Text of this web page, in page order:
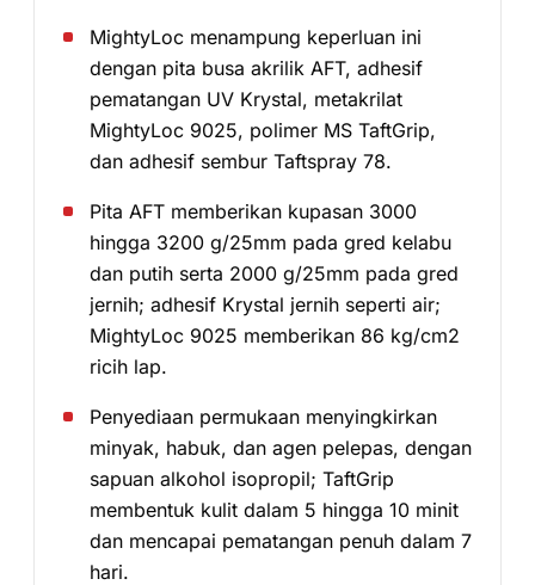
MightyLoc menampung keperluan ini
dengan pita busa akrilik AFT, adhesif
pematangan UV Krystal, metakrilat
MightyLoc 9025, polimer MS TaftGrip,
dan adhesif sembur Taftspray 78.
Pita AFT memberikan kupasan 3000
hingga 3200 g/25mm pada gred kelabu
dan putih serta 2000 g/25mm pada gred
jernih; adhesif Krystal jernih seperti air;
MightyLoc 9025 memberikan 86 kg/cm2
ricih lap.
Penyediaan permukaan menyingkirkan
minyak, habuk, dan agen pelepas, dengan
sapuan alkohol isopropil; TaftGrip
membentuk kulit dalam 5 hingga 10 minit
dan mencapai pematangan penuh dalam 7
hari.